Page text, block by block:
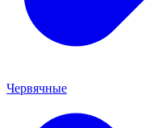
Червячные